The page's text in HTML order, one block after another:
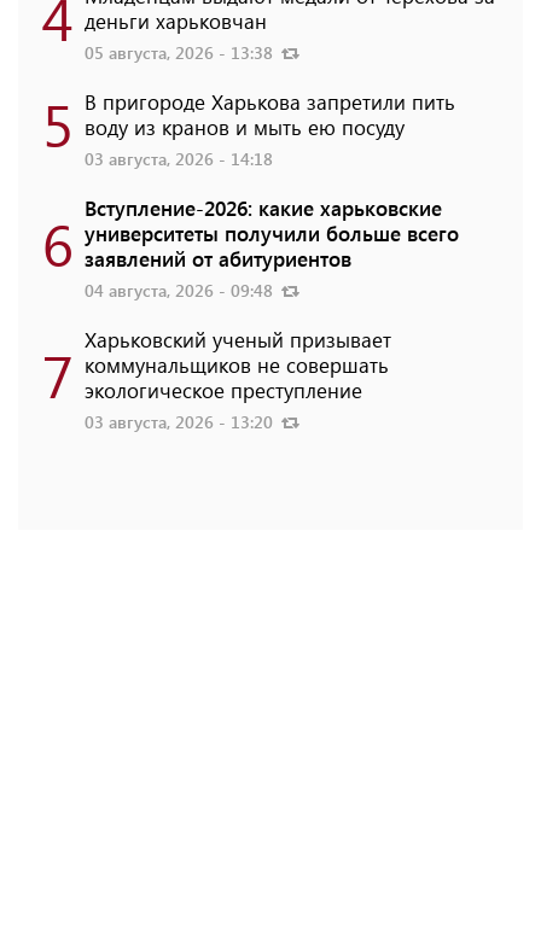
4 деньги харьковчан
05 августа, 2026 - 13:38
5 В пригороде Харькова запретили пить
воду из кранов и мыть ею посуду
03 августа, 2026 - 14:18
6 Вступление-2026: какие харьковские
университеты получили больше всего
заявлений от абитуриентов
04 августа, 2026 - 09:48
7 Харьковский ученый призывает
коммунальщиков не совершать
экологическое преступление
03 августа, 2026 - 13:20